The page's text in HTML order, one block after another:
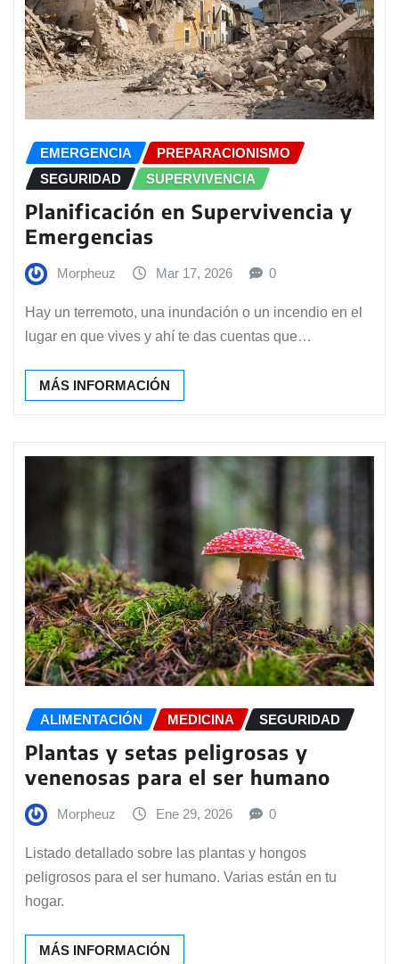
EMERGENCIA
PREPARACIONISMO
SEGURIDAD
SUPERVIVENCIA
Planificación en Supervivencia y
Emergencias
Morpheuz Mar 17, 2026 0
Hay un terremoto, una inundación o un incendio en el
lugar en que vives y ahí te das cuentas que…
MÁS INFORMACIÓN
ALIMENTACIÓN MEDICINA SEGURIDAD
Plantas y setas peligrosas y
venenosas para el ser humano
Morpheuz Ene 29, 2026 0
Listado detallado sobre las plantas y hongos
peligrosos para el ser humano. Varias están en tu
hogar.
MÁS INFORMACIÓN